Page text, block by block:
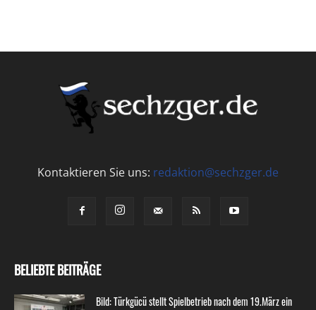
Kontaktieren Sie uns: redaktion@sechzger.de
BELIEBTE BEITRÄGE
Bild: Türkgücü stellt Spielbetrieb nach dem 19.März ein